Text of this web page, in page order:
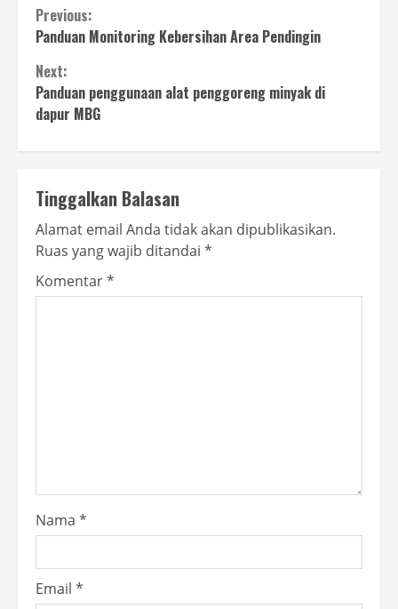
Continue
Reading
Previous:
Panduan Monitoring Kebersihan Area Pendingin
Next:
Panduan penggunaan alat penggoreng minyak di
dapur MBG
Tinggalkan Balasan
Alamat email Anda tidak akan dipublikasikan.
Ruas yang wajib ditandai *
Komentar*
Nama *
Email *